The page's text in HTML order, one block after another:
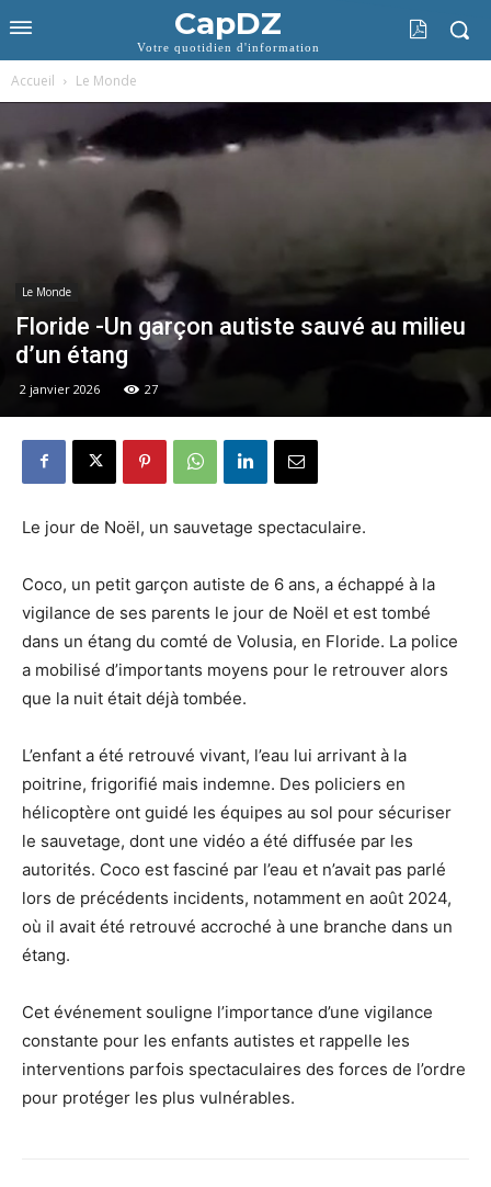
CapDZ
Votre quotidien d'information
Accueil Le Monde
Le Monde
Floride -Un garçon autiste sauvé au milieu
d’un étang
2 janvier 2026 27
Le jour de Noël, un sauvetage spectaculaire.
Coco, un petit garçon autiste de 6 ans, a échappé à la
vigilance de ses parents le jour de Noël et est tombé
dans un étang du comté de Volusia, en Floride. La police
a mobilisé d’importants moyens pour le retrouver alors
que la nuit était déjà tombée.
L’enfant a été retrouvé vivant, l’eau lui arrivant à la
poitrine, frigorifié mais indemne. Des policiers en
hélicoptère ont guidé les équipes au sol pour sécuriser
le sauvetage, dont une vidéo a été diffusée par les
autorités. Coco est fasciné par l’eau et n’avait pas parlé
lors de précédents incidents, notamment en août 2024,
où il avait été retrouvé accroché à une branche dans un
étang.
Cet événement souligne l’importance d’une vigilance
constante pour les enfants autistes et rappelle les
interventions parfois spectaculaires des forces de l’ordre
pour protéger les plus vulnérables.